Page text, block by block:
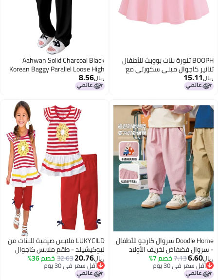
BOOPH تنورة بنات بووبث للأطفال
كاجوال ميني سكورتي مع
الوردي 6-7 سنوات
Aahwan Solid Charcoal Black
Korean Baggy Parallel Loose High
Rise Formal Pant for Women's &
Girl's with Pocket (220_Black-XL)
8.56
Doodle Home سروال كارجو للأطفال
فضفاض لخريف الأولاد
بنطال كاجوال للأطفال
7.13خصم 7%
في 30 يوم
في 30 يوم
LUKYCILD ملابس صيفية للبنات من
ليوكيشيلد - طقم ملابس كاجوال
بأكمام قصيرة وقميص مخطط +
بنطلون
20.76
32.63 خصم 36%
أقل سعر في 30 يوم
أقل سعر في 30 يوم